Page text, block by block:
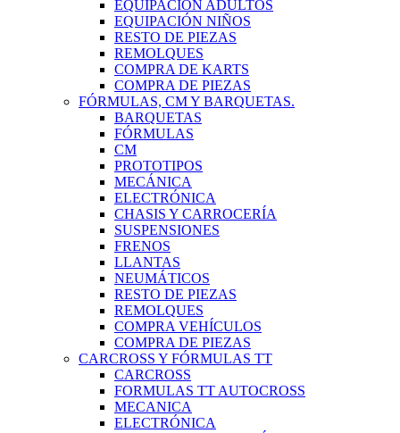
EQUIPACIÓN ADULTOS
EQUIPACIÓN NIÑOS
RESTO DE PIEZAS
REMOLQUES
COMPRA DE KARTS
COMPRA DE PIEZAS
FÓRMULAS, CM Y BARQUETAS.
BARQUETAS
FÓRMULAS
CM
PROTOTIPOS
MECÁNICA
ELECTRÓNICA
CHASIS Y CARROCERÍA
SUSPENSIONES
FRENOS
LLANTAS
NEUMÁTICOS
RESTO DE PIEZAS
REMOLQUES
COMPRA VEHÍCULOS
COMPRA DE PIEZAS
CARCROSS Y FÓRMULAS TT
CARCROSS
FORMULAS TT AUTOCROSS
MECANICA
ELECTRÓNICA